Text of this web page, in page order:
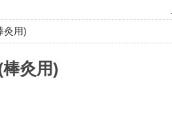
灸用)
灸用)